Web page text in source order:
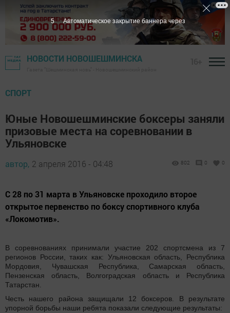
НОВОСТИ НОВОШЕШМИНСКА
СПОРТ
Юные Новошешминские боксеры заняли
призовые места на соревновании в
Ульяновске
автор, 2 апреля 2016 - 04:48 802 0 0
С 28 по 31 марта в Ульяновске проходило второе
открытое первенство по боксу спортивного клуба
«Локомотив».
В соревнованиях принимали участие 202 спортсмена из 7
регионов России, таких как: Ульяновская область, Республика
Мордовия, Чувашская Республика, Самарская область,
Пензенская область, Волгоградская область и Республика
Татарстан.
Честь нашего района защищали 12 боксеров. В результате
упорной борьбы наши ребята показали следующие результаты:
4 Автоматическое закрытие баннера через